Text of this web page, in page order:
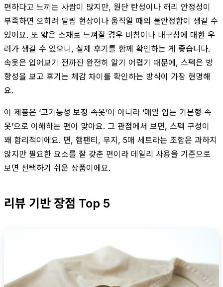
편하다고 느끼는 사람이 많지만, 원단 탄성이나 허리 안정성이
부족하면 오히려 말림 현상이나 움직일 때의 불안정함이 생길 수
있어요. 또 얇은 소재로 느껴질 경우 비침이나 내구성에 대한 우
려가 생길 수 있으니, 실제 후기를 함께 확인하는 게 좋습니다.
속옷은 입어보기 전까진 완전히 알기 어렵기 때문에, 스펙은 방
향성을 보고 후기는 체감 차이를 확인하는 방식이 가장 현명해
요.
이 제품은 ‘고기능성 보정 속옷’이 아니라 ‘매일 입는 기본형 속
옷’으로 이해하는 편이 맞아요. 그 관점에서 보면, 스펙 구성이
꽤 합리적이에요. 면, 햄팬티, 무지, 5매 세트라는 조합은 과하지
않지만 필요한 요소를 잘 갖춘 편이라 데일리 사용을 기준으로
보면 선택하기 쉬운 상품이에요.
리뷰 기반 장점 Top 5